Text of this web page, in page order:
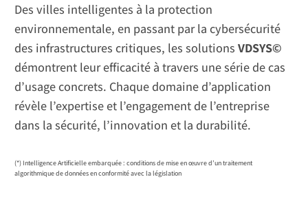
Des villes intelligentes à la protection
environnementale, en passant par la cybersécurité
des infrastructures critiques, les solutionsVDSYS©
démontrent leur efficacité à travers une série de cas
d’usage concrets. Chaque domaine d’application
révèle l’expertise et l’engagement de l’entreprise
dans la sécurité, l’innovation et la durabilité.
(*) Intelligence Artificielle embarquée : conditions de mise en œuvre d’un traitement
algorithmique de données en conformité avec la législation